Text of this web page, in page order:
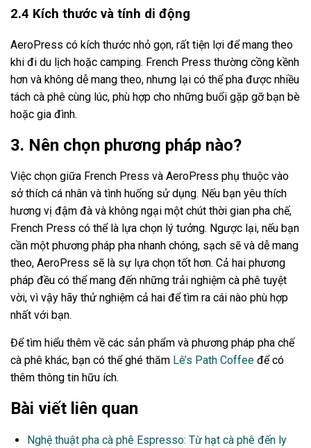
2.4 Kích thước và tính di động
AeroPress có kích thước nhỏ gọn, rất tiện lợi để mang theo
khi đi du lịch hoặc camping. French Press thường cồng kềnh
hơn và không dễ mang theo, nhưng lại có thể pha được nhiều
tách cà phê cùng lúc, phù hợp cho những buổi gặp gỡ bạn bè
hoặc gia đình.
3. Nên chọn phương pháp nào?
Việc chọn giữa French Press và AeroPress phụ thuộc vào
sở thích cá nhân và tình huống sử dụng. Nếu bạn yêu thích
hương vị đậm đà và không ngại một chút thời gian pha chế,
French Press có thể là lựa chọn lý tưởng. Ngược lại, nếu bạn
cần một phương pháp pha nhanh chóng, sạch sẽ và dễ mang
theo, AeroPress sẽ là sự lựa chọn tốt hơn. Cả hai phương
pháp đều có thể mang đến những trải nghiệm cà phê tuyệt
vời, vì vậy hãy thử nghiệm cả hai để tìm ra cái nào phù hợp
nhất với bạn.
Để tìm hiểu thêm về các sản phẩm và phương pháp pha chế
cà phê khác, bạn có thể ghé thăm Lê’s Path Coffee để có
thêm thông tin hữu ích.
Bài viết liên quan
Nghệ thuật pha cà phê Espresso: Từ hạt cà phê đến ly